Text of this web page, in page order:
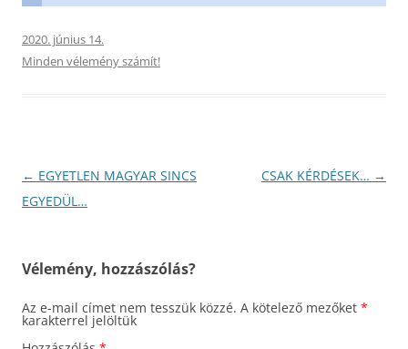
2020. június 14.
Minden vélemény számít!
Bejegyzés
navigáció
← EGYETLEN MAGYAR SINCS
EGYEDÜL…
CSAK KÉRDÉSEK… →
Vélemény, hozzászólás?
Az e-mail címet nem tesszük közzé. A kötelező mezőket *
karakterrel jelöltük